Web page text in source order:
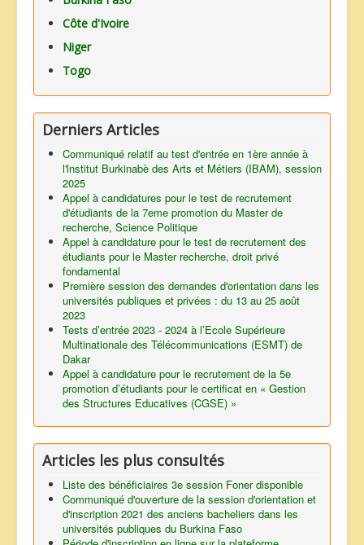
Côte d'Ivoire
Niger
Togo
Derniers Articles
Communiqué relatif au test d'entrée en 1ère année à
l'lnstitut Burkinabè des Arts et Métiers (IBAM), session
2025
Appel à candidatures pour le test de recrutement
d'étudiants de la 7eme promotion du Master de
recherche, Science Politique
Appel à candidature pour le test de recrutement des
étudiants pour le Master recherche, droit privé
fondamental
Première session des demandes d'orientation dans les
universités publiques et privées : du 13 au 25 août
2023
Tests d’entrée 2023 - 2024 à l’Ecole Supérieure
Multinationale des Télécommunications (ESMT) de
Dakar
Appel à candidature pour le recrutement de la 5e
promotion d’étudiants pour le certificat en « Gestion
des Structures Educatives (CGSE) »
Articles les plus consultés
Liste des bénéficiaires 3e session Foner disponible
Communiqué d'ouverture de la session d'orientation et
d'inscription 2021 des anciens bacheliers dans les
universités publiques du Burkina Faso